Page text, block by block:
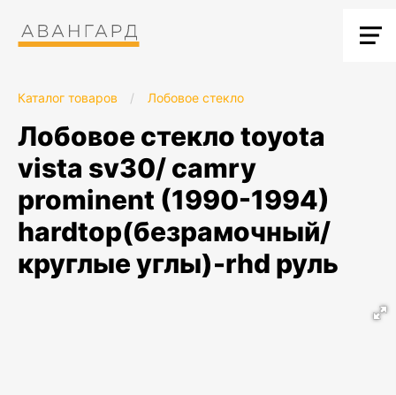
Каталог товаров / Лобовое стекло
лобовое стекло toyota
vista sv30/ camry
prominent (1990-1994)
hardtop(безрамочный/
круглые углы)-rhd руль